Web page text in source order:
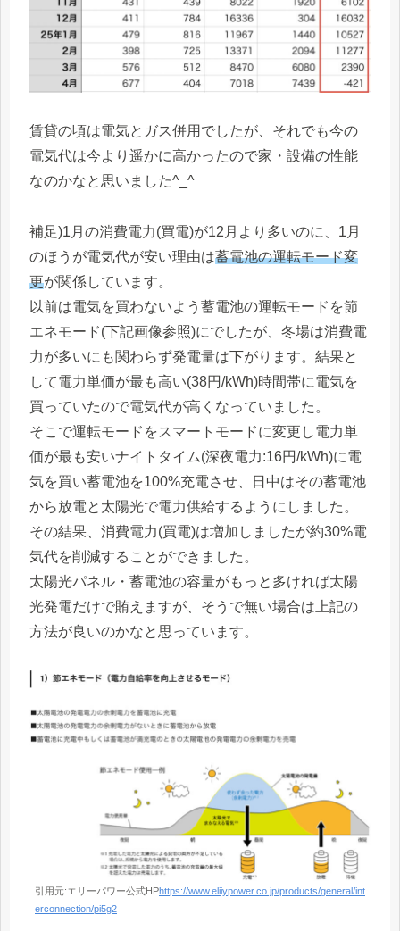
賃貸の頃は電気とガス併用でしたが、それでも今の
電気代は今より遥かに高かったので家・設備の性能
なのかなと思いました^_^
補足)1月の消費電力(買電)が12月より多いのに、1月
のほうが電気代が安い理由は蓄電池の運転モード変
更が関係しています。
以前は電気を買わないよう蓄電池の運転モードを節
エネモード(下記画像参照)にでしたが、冬場は消費電
力が多いにも関わらず発電量は下がります。結果と
して電力単価が最も高い(38円/kWh)時間帯に電気を
買っていたので電気代が高くなっていました。
そこで運転モードをスマートモードに変更し電力単
価が最も安いナイトタイム(深夜電力:16円/kWh)に電
気を買い蓄電池を100%充電させ、日中はその蓄電池
から放電と太陽光で電力供給するようにしました。
その結果、消費電力(買電)は増加しましたが約30%電
気代を削減することができました。
太陽光パネル・蓄電池の容量がもっと多ければ太陽
光発電だけで賄えますが、そうで無い場合は上記の
方法が良いのかなと思っています。
引用元:エリーパワー公式HPhttps://www.eliiypower.co.jp/products/general/int
erconnection/pi5g2